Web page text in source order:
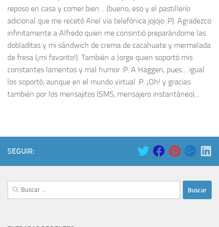
reposo en casa y comer bien… (bueno, eso y el pastillerío
adicional que me recetó Ariel via telefónica jojojo :P). Agradezco
infinitamente a Alfredo quien me consintió preparándome las
dobladitas y mi sándwich de crema de cacahuate y mermelada
de fresa (¡mi favorito!). También a Jorge quien soportó mis
constantes lamentos y mal humor :P. A Haggen, pues… igual
los soportó, aunque en el mundo virtual :P. ¡Oh! y gracias
también por los mensajitos (SMS, mensajero instantáneo)...
SEGUIR:
Buscar: